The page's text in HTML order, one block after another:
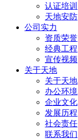
认证培训
天地安防
公司实力
资质荣誉
经典工程
宣传视频
关于天地
关于天地
办公环境
企业文化
发展历程
社会责任
联系我们